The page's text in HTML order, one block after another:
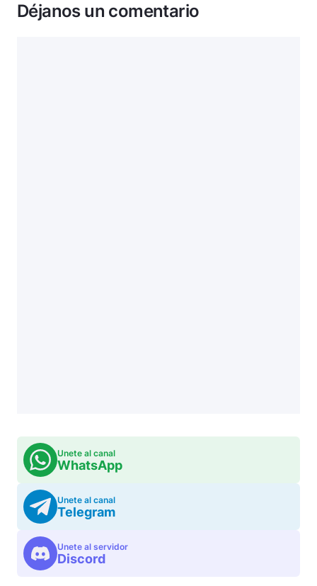
Déjanos un comentario
Unete al canal
WhatsApp
Unete al canal
Telegram
Unete al servidor
Discord